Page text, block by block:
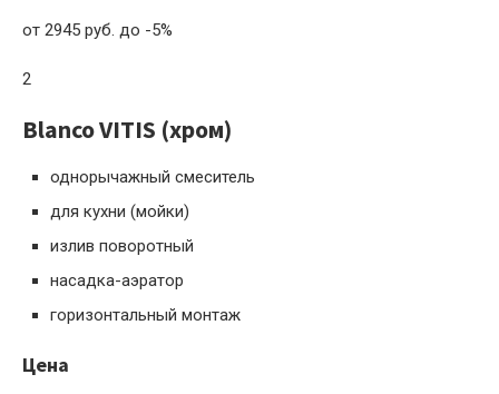
от 2945 руб. до -5%
2
Blanco VITIS (хром)
однорычажный смеситель
для кухни (мойки)
излив поворотный
насадка-аэратор
горизонтальный монтаж
Цена